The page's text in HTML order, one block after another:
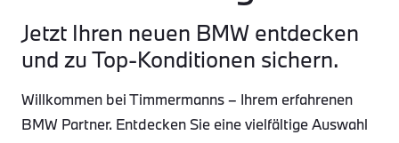
Jetzt Ihren neuen BMW entdecken
und zu Top-Konditionen sichern.
Willkommen bei Timmermanns – Ihrem erfahrenen
BMW Partner. Entdecken Sie eine vielfältige Auswahl